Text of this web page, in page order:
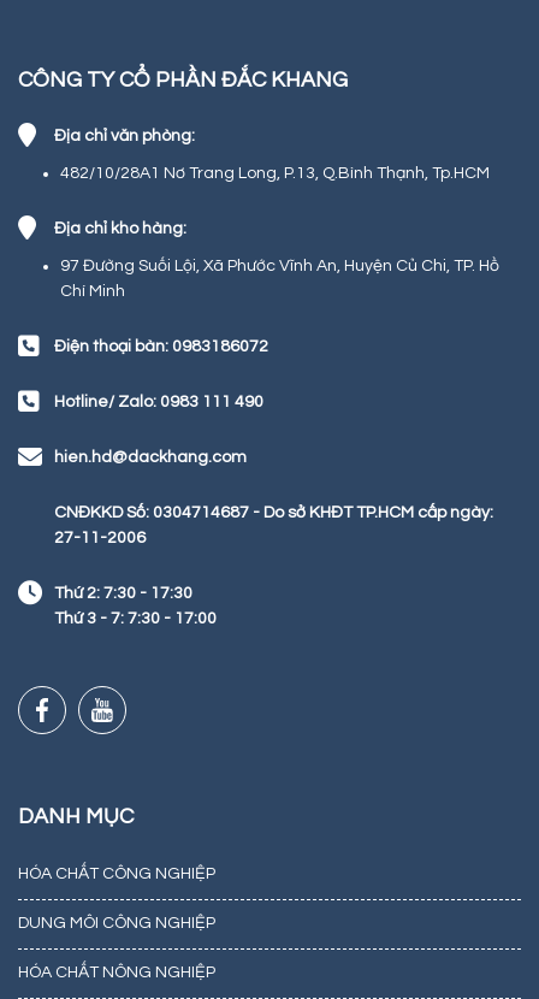
CÔNG TY CỔ PHẦN ĐẮC KHANG
Địa chỉ văn phòng:
482/10/28A1 Nơ Trang Long, P.13, Q.Bình Thạnh, Tp.HCM
Địa chỉ kho hàng:
97 Đường Suối Lội, Xã Phước Vĩnh An, Huyện Củ Chi, TP. Hồ
Chí Minh
Điện thoại bàn: 0983186072
Hotline/ Zalo: 0983 111 490
hien.hd@dackhang.com
CNĐKKD Số: 0304714687 - Do sở KHĐT TP.HCM cấp ngày:
27-11-2006
Thứ 2: 7:30 - 17:30
Thứ 3 - 7: 7:30 - 17:00
DANH MỤC
HÓA CHẤT CÔNG NGHIỆP
DUNG MÔI CÔNG NGHIỆP
HÓA CHẤT NÔNG NGHIỆP